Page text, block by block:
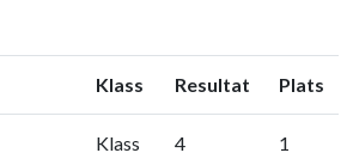
Klass Resultat Plats
Klass
4 1